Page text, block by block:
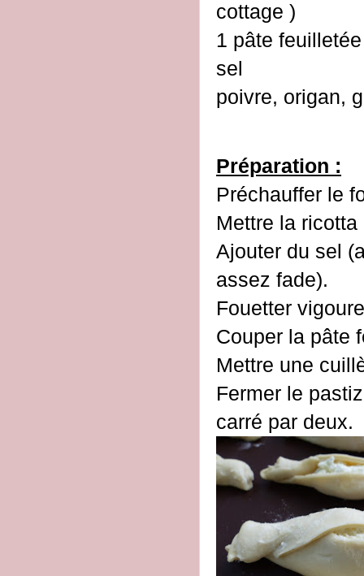
cottage )
1 pâte
sel
poivre, origan,
Préparation :
Préchauffer le
Mettre la
Ajouter du sel
assez fade).
Fouetter
Couper la pâte
Mettre une
Fermer le
carré par deux.